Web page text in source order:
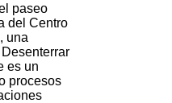
paseo
del Centro
una
es un
procesos